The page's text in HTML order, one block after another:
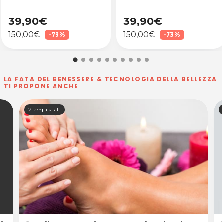
39,90€
150,00€ -73%
39,90€
150,00€ -73%
LA FATA DEL BENESSERE & TECNOLOGIA DELLA BELLEZZA
TI PROPONE ANCHE
2 acquistati